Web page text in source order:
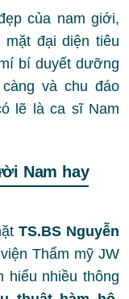
của nam giới,
đại diện tiêu
bí duyết dưỡng
và chu đáo
lẽ là ca sĩ Nam
Nam hay
TS.BS Nguyễn
Thẩm mỹ JW
hiểu nhiều thông